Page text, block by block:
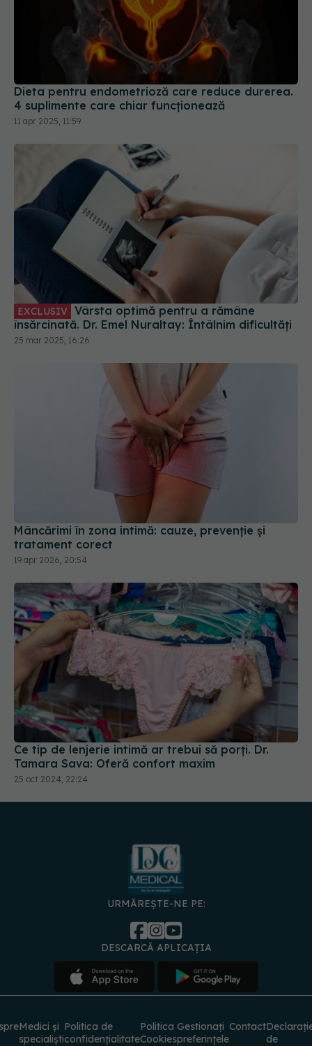
Dieta pentru endometrioză care reduce durerea.
4 suplimente care chiar funcționează
EXCLUSIV Vârsta optimă pentru a rămâne
însărcinată. Dr. Emel Nuraltay: Întâlnim dificultăți
25 mar 2025, 16:26
Mâncărimi în zona intimă: cauze, prevenție și
tratament corect
Ce tip de lenjerie intimă ar trebui să porți. Dr.
Tamara Sava: Oferă confort maxim
25 oct 2024, 22:24
URMĂREȘTE-NE PE:
DESCARCĂ APLICAȚIA
Politica de
confidențialitate
Cookies
Gestionați
preferințele
Contact
© 2026 PRESS MEDIA ELECTRONIC S.R.L. Toate drepturile rezervate